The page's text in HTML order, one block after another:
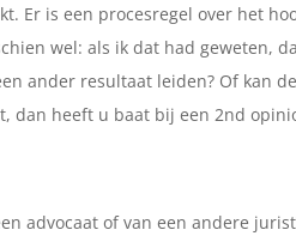
Er is een procesregel over het
wel: als ik dat had geweten,
ander resultaat leiden? Of kan
dan heeft u baat bij een 2nd
advocaat of van een andere